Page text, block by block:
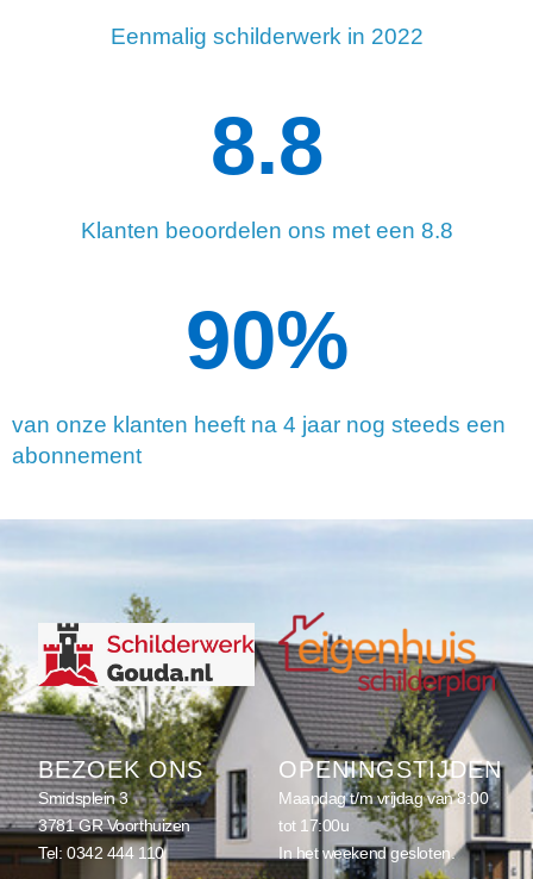
Eenmalig schilderwerk in 2022
Klanten beoordelen ons met een 8.8
8.8
van onze klanten heeft na 4 jaar nog steeds een
abonnement
90%
BEZOEK ONS
Smidsplein 3
3781 GR Voorthuizen
Tel:0342 444 110
OPENINGSTIJDEN
Maandag t/m vrijdag van 8:00
tot 17:00u
In het weekend gesloten.